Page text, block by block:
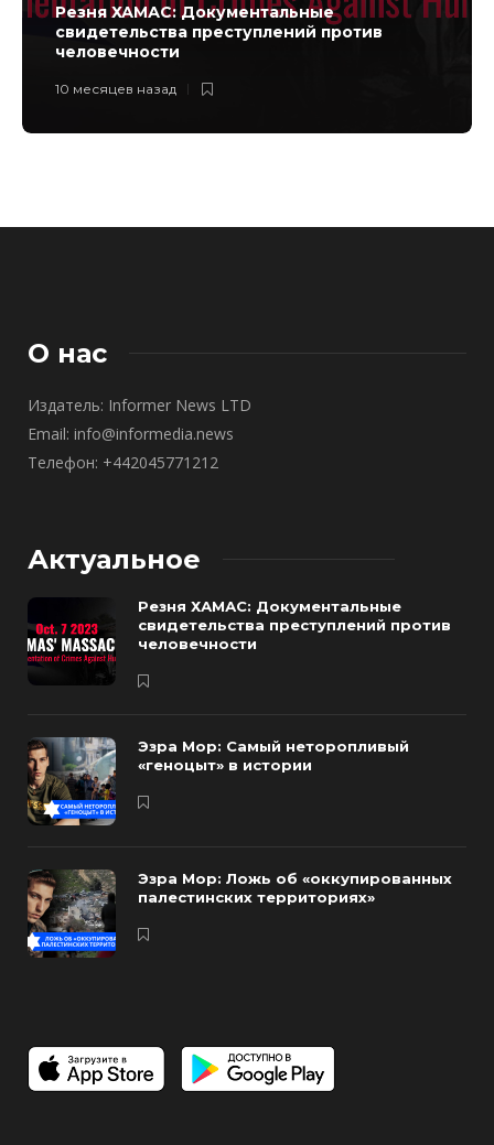
Резня ХАМАС: Документальные
свидетельства преступлений против
человечности
10 месяцев назад
О нас
Издатель: Informer News LTD
Email: info@informedia.news
Телефон: +442045771212
Актуальное
Резня ХАМАС: Документальные
свидетельства преступлений против
человечности
Эзра Мор: Самый неторопливый
«геноцыт» в истории
Эзра Мор: Ложь об «оккупированных
палестинских территориях»